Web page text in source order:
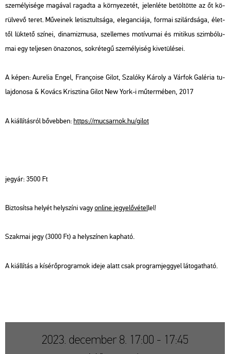
sze­mé­lyi­sé­ge ma­gá­val ra­gad­ta a kör­nye­ze­tét, je­len­lé­te be­töl­töt­te az őt kö­
rül­ve­vő teret. Mű­ve­i­nek le­tisz­tult­sá­ga, ele­gan­ci­á­ja, for­mai szi­lárd­sá­ga, élet­
től lük­te­tő szí­nei, di­na­miz­mu­sa, szel­le­mes mo­tí­vu­mai és mi­ti­kus szim­bó­lu­
mai egy tel­je­sen ön­azo­nos, sok­ré­te­gű sze­mé­lyi­ség ki­ve­tü­lé­sei.
A képen: Au­re­lia Engel, Françoise Gilot, Sza­ló­ky Ká­roly a Vár­fok Ga­lé­ria tu­
laj­do­no­sa & Ko­vács Krisz­ti­na Gilot New York-i mű­ter­mé­ben, 2017
A ki­ál­lí­tás­ról bő­veb­ben:https://​mu­csar­nok.​hu/​gilot
jegy­ár: 3500 Ft
Biz­to­sít­sa he­lyét hely­szí­ni vagyon­line jegy­elő­vé­tellel!
Szak­mai jegy (3000 Ft) a hely­szí­nen kap­ha­tó.
A ki­ál­lí­tás a kí­sé­rő­prog­ra­mok ideje alatt csak prog­ram­jeggyel lá­to­gat­ha­tó.
2023. december 8. 17:00 - 17:45